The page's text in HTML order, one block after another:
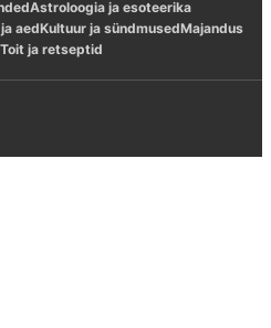
Astroloogia ja esoteerika
aedKultuur ja sündmusedMajandus
Toit ja retseptid